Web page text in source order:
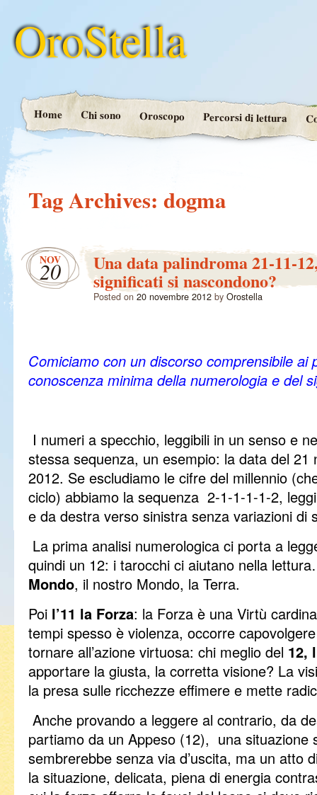
OroStella
Home Chi sono Oroscopo Percorsi di lettura
Tag Archives: dogma
NOV
20 Una data palindroma 21-11-
significati si nascondono?
Posted on 20 novembre 2012 by Orostella
Comiciamo con un discorso comprensibile ai
conoscenza minima della numerologia e del
I numeri a specchio, leggibili in un senso e
stessa sequenza, un esempio: la data del 21
2012. Se escludiamo le cifre del millennio
ciclo) abbiamo la sequenza 2-1-1-1-1-2,
e da destra verso sinistra senza variazioni di
La prima analisi numerologica ci porta a
quindi un 12: i tarocchi ci aiutano nella
Mondo, il nostro Mondo, la Terra.
Poi l’11 la Forza: la Forza è una Virtù
tempi spesso è violenza, occorre
tornare all’azione virtuosa: chi meglio del 12,
apportare la giusta, la corretta visione? La
la presa sulle ricchezze effimere e mette
Anche provando a leggere al contrario, da
partiamo da un Appeso (12), una situazione
sembrerebbe senza via d’uscita, ma un atto
la situazione, delicata, piena di energia